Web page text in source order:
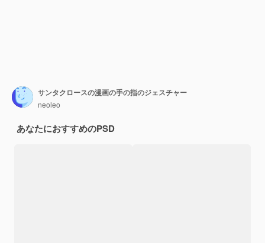
サンタクロースの漫画の手の指のジェスチャー
neoleo
あなたにおすすめのPSD